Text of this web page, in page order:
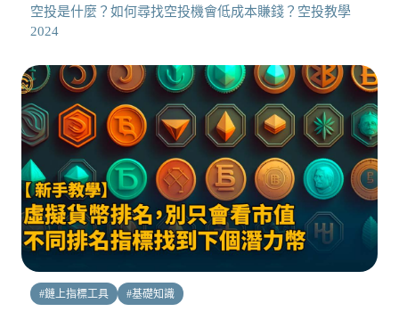
空投是什麼？如何尋找空投機會低成本賺錢？空投教學
2024
#鏈上指標工具 #基礎知識